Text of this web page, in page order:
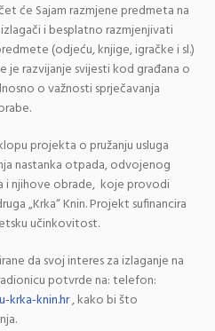
će Sajam razmjene predmeta na
i besplatno razmjenjivati
(odjeću, knjige, igračke i sl.)
je razvijanje svijesti kod građana o
o važnosti sprječavanja
projekta o pružanju usluga
nastanka otpada, odvojenog
i njihove obrade, koje provodi
„Krka“ Knin. Projekt sufinancira
učinkovitost.
da svoj interes za izlaganje na
potvrde na: telefon:
krka-knin.hr, kako bi što